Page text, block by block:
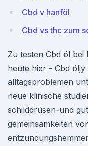
Cbd v hanföl
Cbd vs thc zum
Zu testen Cbd öl
heute hier - Cbd
alltagsproblemen
neue klinische
schilddrüsen-und
gemeinsamkeiten